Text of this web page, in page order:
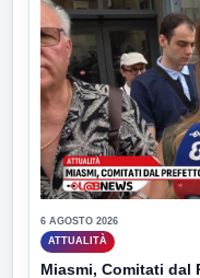
6 AGOSTO 2026
ATTUALITÀ
Miasmi, Comitati